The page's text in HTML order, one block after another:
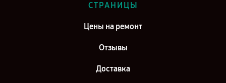
Ремонт робота-пылесоса Viomi SE в г. Санкт-Петербург
СТРАНИЦЫ
Цены на ремонт
Отзывы
Доставка